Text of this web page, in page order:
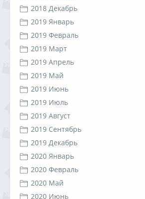
2018 Декабрь
2019 Январь
2019 Февраль
2019 Март
2019 Апрель
2019 Май
2019 Июнь
2019 Июль
2019 Август
2019 Сентябрь
2019 Декабрь
2020 Январь
2020 Февраль
2020 Май
2020 Июнь